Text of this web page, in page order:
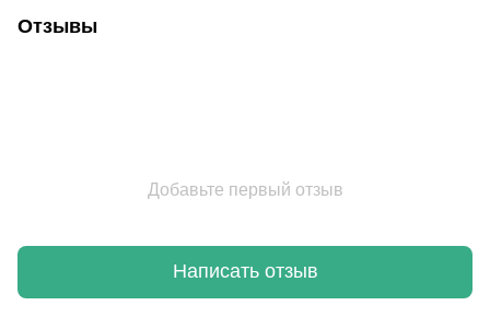
Отзывы
Добавьте первый отзыв
Написать отзыв